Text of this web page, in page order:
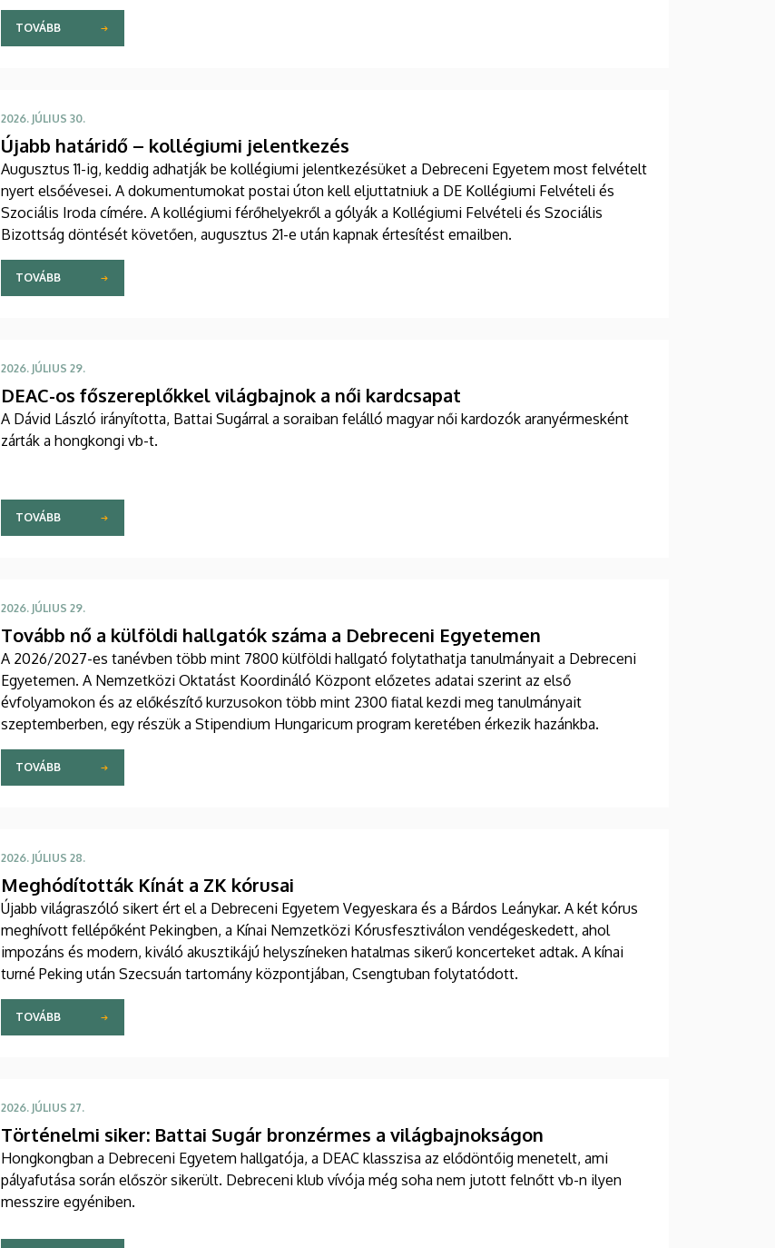
TOVÁBB
2026. JÚLIUS 30.
Újabb határidő – kollégiumi jelentkezés
Augusztus 11-ig, keddig adhatják be kollégiumi jelentkezésüket a Debreceni Egyetem most felvételt
nyert elsőévesei. A dokumentumokat postai úton kell eljuttatniuk a DE Kollégiumi Felvételi és
Szociális Iroda címére. A kollégiumi férőhelyekről a gólyák a Kollégiumi Felvételi és Szociális
Bizottság döntését követően, augusztus 21-e után kapnak értesítést emailben.
TOVÁBB
2026. JÚLIUS 29.
DEAC-os főszereplőkkel világbajnok a női kardcsapat
A Dávid László irányította, Battai Sugárral a soraiban felálló magyar női kardozók aranyérmesként
zárták a hongkongi vb-t.
TOVÁBB
2026. JÚLIUS 29.
Tovább nő a külföldi hallgatók száma a Debreceni Egyetemen
A 2026/2027-es tanévben több mint 7800 külföldi hallgató folytathatja tanulmányait a Debreceni
Egyetemen. A Nemzetközi Oktatást Koordináló Központ előzetes adatai szerint az első
évfolyamokon és az előkészítő kurzusokon több mint 2300 fiatal kezdi meg tanulmányait
szeptemberben, egy részük a Stipendium Hungaricum program keretében érkezik hazánkba.
TOVÁBB
2026. JÚLIUS 28.
Meghódították Kínát a ZK kórusai
Újabb világraszóló sikert ért el a Debreceni Egyetem Vegyeskara és a Bárdos Leánykar. A két kórus
meghívott fellépőként Pekingben, a Kínai Nemzetközi Kórusfesztiválon vendégeskedett, ahol
impozáns és modern, kiváló akusztikájú helyszíneken hatalmas sikerű koncerteket adtak. A kínai
turné Peking után Szecsuán tartomány központjában, Csengtuban folytatódott.
TOVÁBB
2026. JÚLIUS 27.
Történelmi siker: Battai Sugár bronzérmes a világbajnokságon
Hongkongban a Debreceni Egyetem hallgatója, a DEAC klasszisa az elődöntőig menetelt, ami
pályafutása során először sikerült. Debreceni klub vívója még soha nem jutott felnőtt vb-n ilyen
messzire egyéniben.